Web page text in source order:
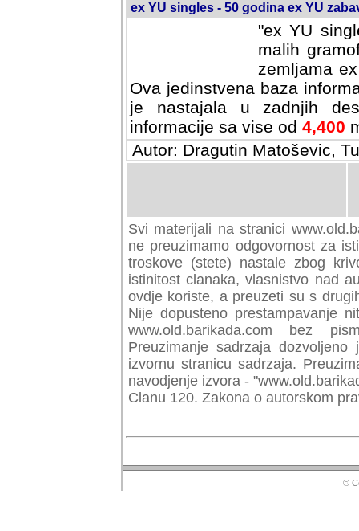
ex YU singles - 50 godina ex YU
"ex YU
malih
zemljama
Ova jedinstvena baza
je nastajala u zadnjih
informacije sa vise od 4,400
Autor: Dragutin Matoševic,
Svi materijali na stranici
preuzimamo odgovornost za
troskove (stete) nastale zbog
istinitost clanaka, vlasnistvo nad
ovdje koriste, a preuzeti su s
Nije dopusteno prestampavanje
www.old.barikada.com bez
Preuzimanje sadrzaja
izvornu stranicu sadrzaja.
navodjenje izvora -
Clanu 120. Zakona o autorskom
©